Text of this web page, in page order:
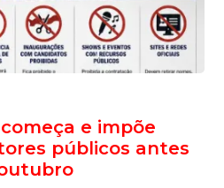
e impõe
públicos antes